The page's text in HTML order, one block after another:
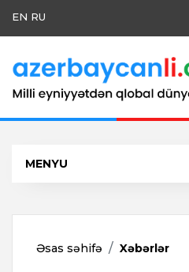
EN RU
MENYU
Əsas səhifə Xəbərlər